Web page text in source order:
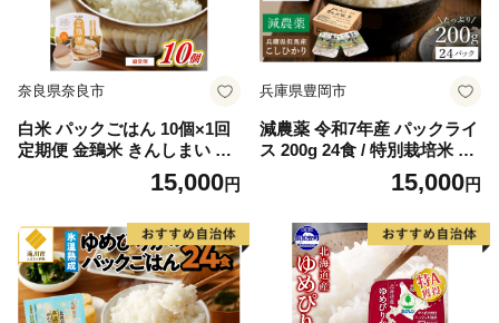
奈良県奈良市
白米 パックごはん 10個×1回
定期便 金鵄米 きんしまい 定
期 米 お米 精米 産地直送 農
家直送 おむすび おにぎり こ
ド米 奈良県 奈良市 なら 15-0
64
15,000円
兵庫県豊岡市
減農薬 令和7年産 パックライ
ス 200g 24食 / 特別栽培米 パ
ックご飯 コウノトリ育むお米
米 コシヒカリ お米 ごはん レ
保存 備蓄 電子レンジ ライス
ご飯パック
15,000円